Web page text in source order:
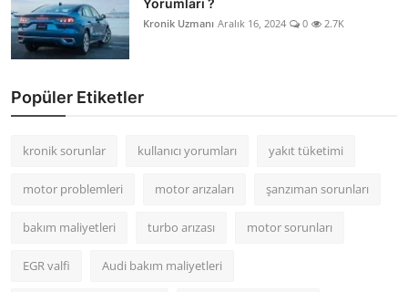
Yorumları ?
Kronik Uzmanı Aralık 16, 2024 0 2.7K
Popüler Etiketler
kronik sorunlar kullanıcı yorumları yakıt tüketimi
motor problemleri motor arızaları şanzıman sorunları
bakım maliyetleri turbo arızası motor sorunları
EGR valfi Audi bakım maliyetleri